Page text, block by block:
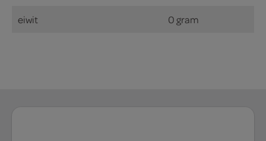
eiwit 0 gram